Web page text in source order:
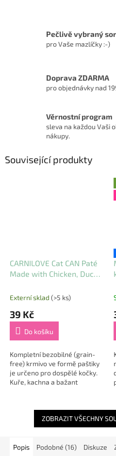
Pečlivě vybraný
pro Vaše mazlíčky :-)
Doprava ZDARMA
pro objednávky nad
Věrnostní program
sleva na každou Vaši
nákupy.
Související produkty
CARNILOVE Cat CAN Paté
Made with Chicken, Duck
Externí sklad (>5 ks)
39 Kč
Do košíku
Kompletní bezobilné (grain-
free) krmivo ve formě paštiky
je určeno pro dospělé kočky.
Kuře, kachna a bažant
Konzerva...
ZOBRAZIT VŠECHNY
Popis Podobné (16) Diskuze